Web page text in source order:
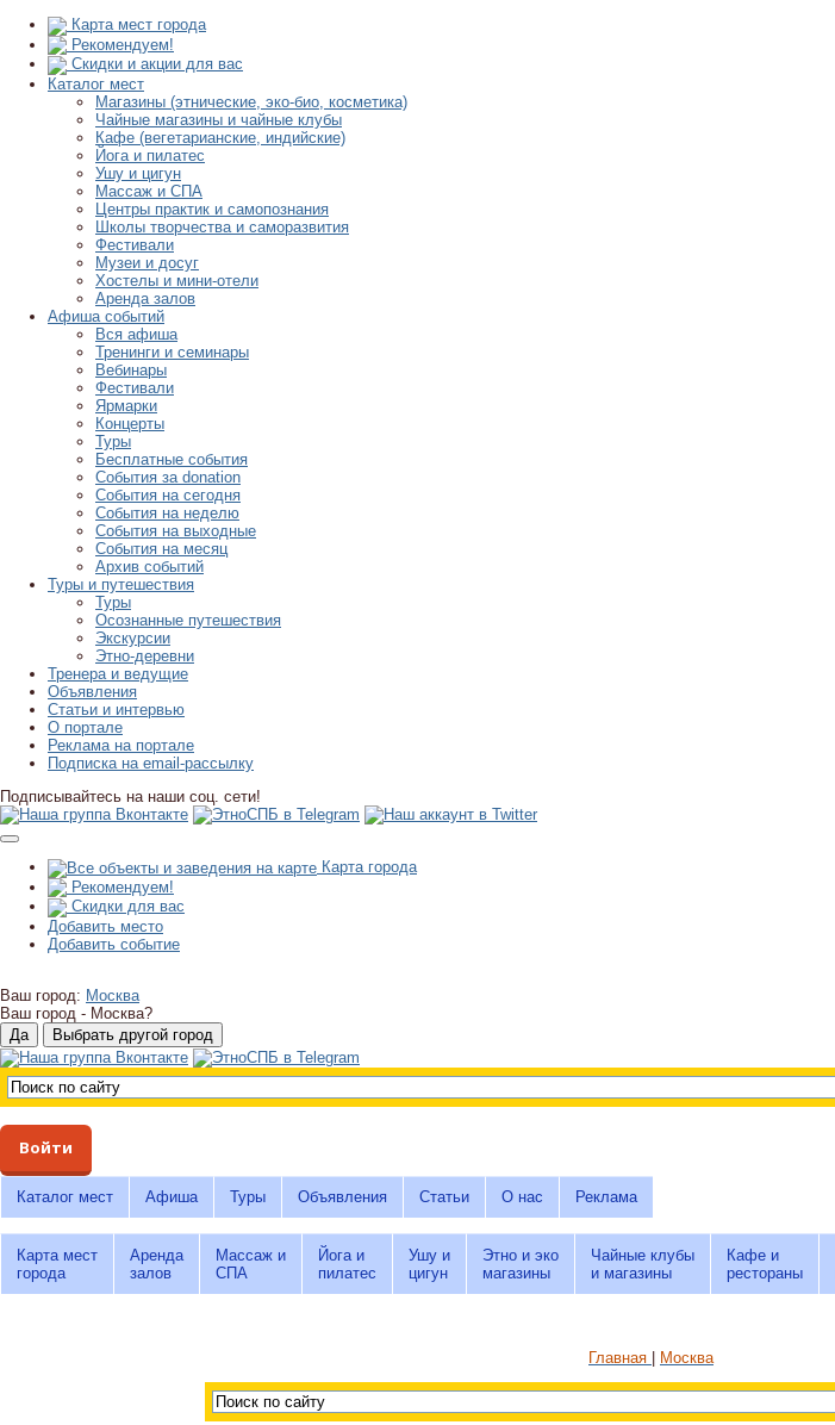
Карта мест города
Рекомендуем!
Скидки и акции для вас
Каталог мест
Магазины (этнические, эко-био, косметика)
Чайные магазины и чайные клубы
Кафе (вегетарианские, индийские)
Йога и пилатес
Ушу и цигун
Массаж и СПА
Центры практик и самопознания
Школы творчества и саморазвития
Фестивали
Музеи и досуг
Хостелы и мини-отели
Аренда залов
Афиша событий
Вся афиша
Тренинги и семинары
Вебинары
Фестивали
Ярмарки
Концерты
Туры
Бесплатные события
События за donation
События на сегодня
События на неделю
События на выходные
События на месяц
Архив событий
Туры и путешествия
Туры
Осознанные путешествия
Экскурсии
Этно-деревни
Тренера и ведущие
Объявления
Статьи и интервью
О портале
Реклама на портале
Подписка на email-рассылку
Подписывайтесь на наши соц. сети!
Карта города
Рекомендуем!
Скидки для вас
Добавить место
Добавить событие
Ваш город: Москва
Ваш город - Москва?
Войти
Каталог мест Афиша Туры Объявления Статьи О нас Реклама
Карта мест
города
Аренда
залов
Массаж и
СПА
Йога и
пилатес
Ушу и
цигун
Этно и эко
магазины
Чайные клубы
и магазины
Кафе и
рестораны
Главная Москва